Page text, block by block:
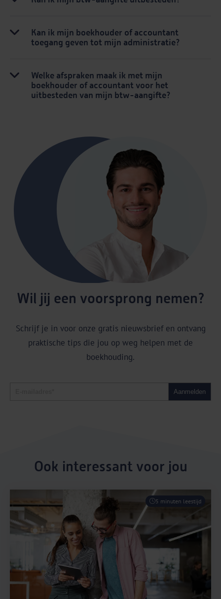
Kan ik mijn boekhouder of accountant
toegang geven tot mijn administratie?
Welke afspraken maak ik met mijn
boekhouder of accountant voor het
uitbesteden van mijn btw-aangifte?
Wil jij een voorsprong nemen?
Schrijf je in voor onze gratis nieuwsbrief en ontvang
praktische tips die jou op weg helpen met de
boekhouding.
Ook interessant voor jou
5 minuten leestijd